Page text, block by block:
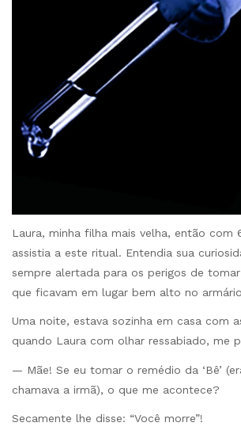
Laura, minha filha mais velha, então com
assistia a este ritual. Entendia sua
sempre alertada para os perigos de
que ficavam em lugar bem alto no
Uma noite, estava sozinha em casa com
quando Laura com olhar ressabiado, me
— Mãe! Se eu tomar o remédio da ‘Bê’
chamava a irmã), o que me acontece?
Secamente lhe disse: “Você morre”!